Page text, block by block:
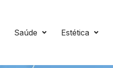
Saúde Estética